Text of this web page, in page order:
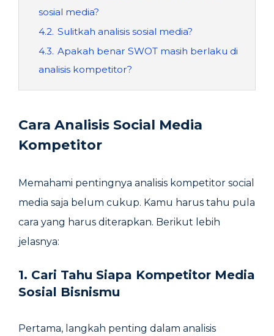
sosial media?
4.2. Sulitkah analisis sosial media?
4.3. Apakah benar SWOT masih berlaku di
analisis kompetitor?
Cara Analisis Social Media
Kompetitor
Memahami pentingnya analisis kompetitor social
media saja belum cukup. Kamu harus tahu pula
cara yang harus diterapkan. Berikut lebih
jelasnya:
1. Cari Tahu Siapa Kompetitor Media
Sosial Bisnismu
Pertama, langkah penting dalam analisis